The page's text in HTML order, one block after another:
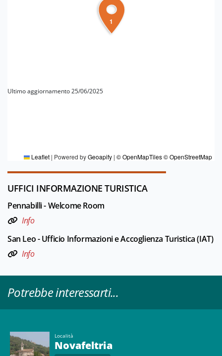
1
Leaflet | Powered byGeoapify | © OpenMapTiles© OpenStreetMap
Ultimo aggiornamento 25/06/2025
UFFICI INFORMAZIONE TURISTICA
Pennabilli - Welcome Room
Info
San Leo - Ufficio Informazioni e Accoglienza Turistica (IAT)
Info
Potrebbe interessarti...
Località
Novafeltria